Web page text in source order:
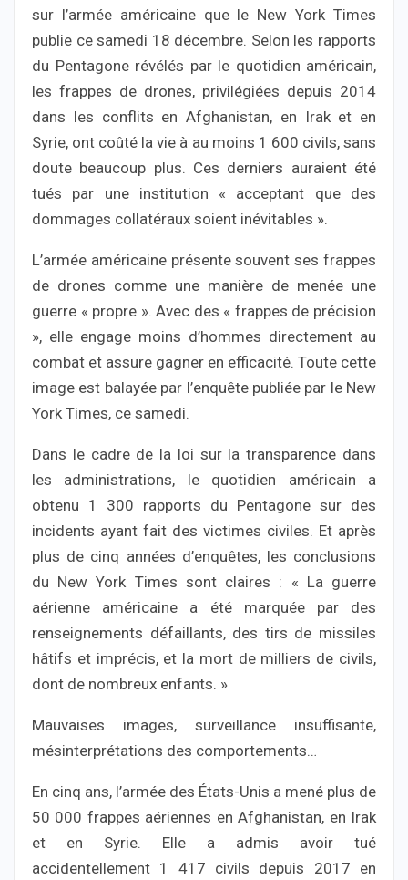
sur l’armée américaine que le New York Times
publie ce samedi 18 décembre. Selon les rapports
du Pentagone révélés par le quotidien américain,
les frappes de drones, privilégiées depuis 2014
dans les conflits en Afghanistan, en Irak et en
Syrie, ont coûté la vie à au moins 1 600 civils, sans
doute beaucoup plus. Ces derniers auraient été
tués par une institution « acceptant que des
dommages collatéraux soient inévitables ».
L’armée américaine présente souvent ses frappes
de drones comme une manière de menée une
guerre « propre ». Avec des « frappes de précision
», elle engage moins d’hommes directement au
combat et assure gagner en efficacité. Toute cette
image est balayée par l’enquête publiée par le New
York Times, ce samedi.
Dans le cadre de la loi sur la transparence dans
les administrations, le quotidien américain a
obtenu 1 300 rapports du Pentagone sur des
incidents ayant fait des victimes civiles. Et après
plus de cinq années d’enquêtes, les conclusions
du New York Times sont claires : « La guerre
aérienne américaine a été marquée par des
renseignements défaillants, des tirs de missiles
hâtifs et imprécis, et la mort de milliers de civils,
dont de nombreux enfants. »
Mauvaises images, surveillance insuffisante,
mésinterprétations des comportements…
En cinq ans, l’armée des États-Unis a mené plus de
50 000 frappes aériennes en Afghanistan, en Irak
et en Syrie. Elle a admis avoir tué
accidentellement 1 417 civils depuis 2017 en